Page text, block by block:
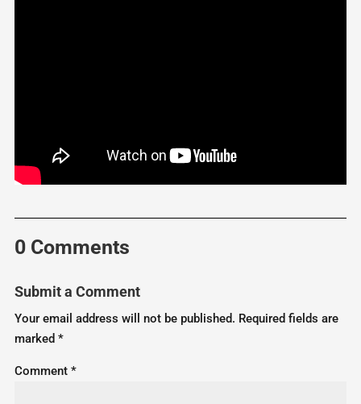
0 Comments
Submit a Comment
Your email address will not be published. Required fields are
marked *
Comment *